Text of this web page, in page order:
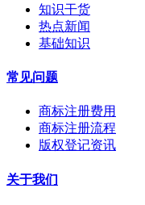
知识干货
热点新闻
基础知识
常见问题
商标注册费用
商标注册流程
版权登记资讯
关于我们